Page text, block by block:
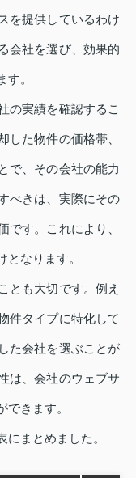
を提供しているわけ
会社を選び、効果的
。
の実績を確認するこ
した物件の価格帯、
で、その会社の能力
べきは、実際にその
です。これにより、
なります。
とも大切です。例え
件タイプに特化して
た会社を選ぶことが
は、会社のウェブサ
きます。
まとめました。